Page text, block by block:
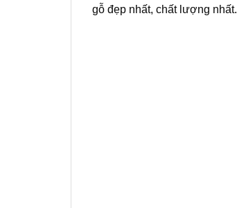
gỗ đẹp nhất, chất lượng nhất.